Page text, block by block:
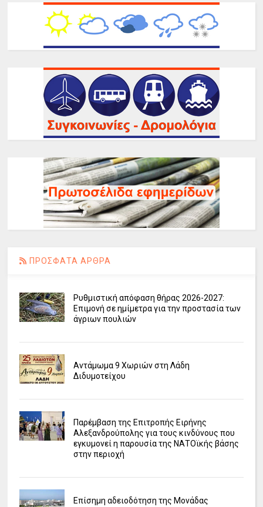
ΠΡΟΣΦΑΤΑ ΑΡΘΡΑ
Ρυθμιστική απόφαση θήρας 2026-2027:
Επιμονή σε ημίμετρα για την προστασία των
άγριων πουλιών
Αντάμωμα 9 Χωριών στη Λάδη
Διδυμοτείχου
Παρέμβαση της Επιτροπής Ειρήνης
Αλεξανδρούπολης για τους κινδύνους που
εγκυμονεί η παρουσία της ΝΑΤΟϊκής βάσης
στην περιοχή
Επίσημη αδειοδότηση της Μονάδας